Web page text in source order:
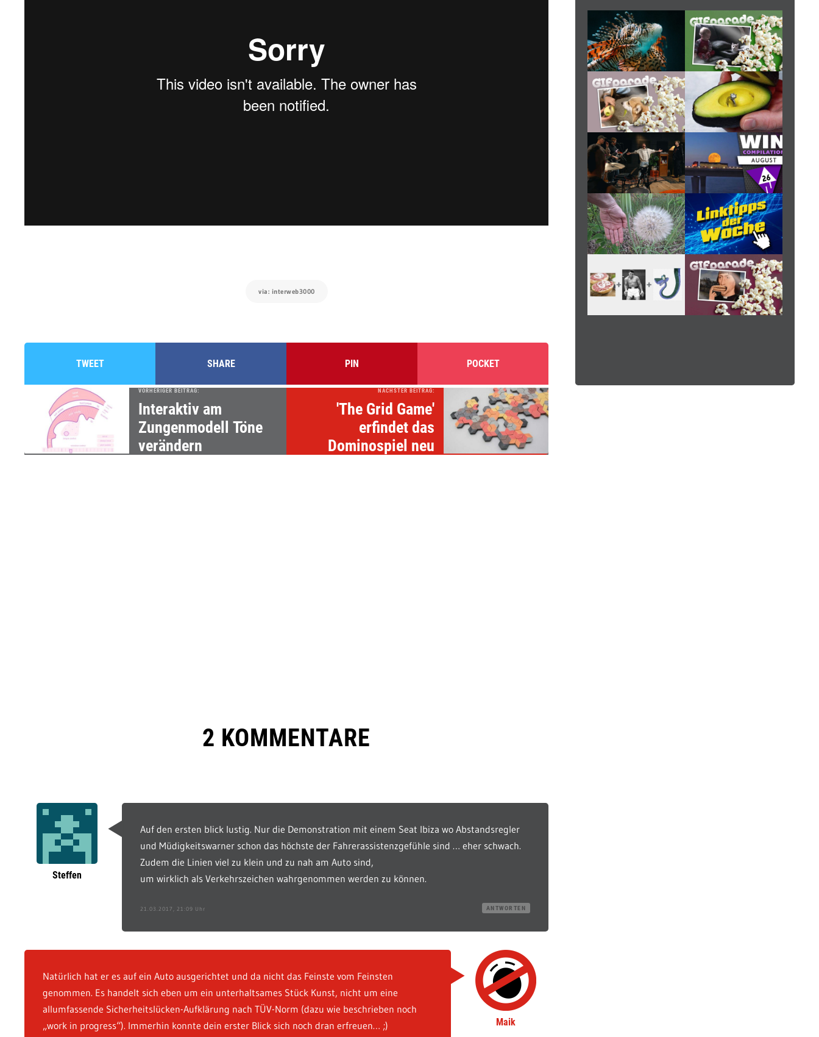
via: interweb3000
TWEET SHARE PIN POCKET
VORHERIGER BEITRAG:
Interaktiv am
Zungenmodell Töne
verändern
NÄCHSTER BEITRAG:
'The Grid Game'
erfindet das
Dominospiel neu
2 KOMMENTARE
Steffen
Auf den ersten blick lustig. Nur die Demonstration mit einem Seat Ibiza wo Abstandsregler
und Müdigkeitswarner schon das höchste der Fahrerassistenzgefühle sind … eher schwach.
Zudem die Linien viel zu klein und zu nah am Auto sind,
um wirklich als Verkehrszeichen wahrgenommen werden zu können.
21.03.2017, 21:09 Uhr ANTWORTEN
Maik
Natürlich hat er es auf ein Auto ausgerichtet und da nicht das Feinste vom Feinsten
genommen. Es handelt sich eben um ein unterhaltsames Stück Kunst, nicht um eine
allumfassende Sicherheitslücken-Aufklärung nach TÜV-Norm (dazu wie beschrieben noch
„work in progress“). Immerhin konnte dein erster Blick sich noch dran erfreuen… ;)